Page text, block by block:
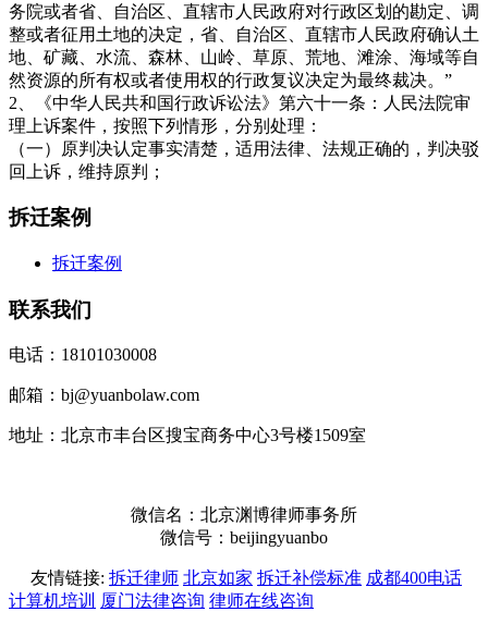
务院或者省、自治区、直辖市人民政府对行政区划的勘定、调
整或者征用土地的决定，省、自治区、直辖市人民政府确认土
地、矿藏、水流、森林、山岭、草原、荒地、滩涂、海域等自
然资源的所有权或者使用权的行政复议决定为最终裁决。”
2、《中华人民共和国行政诉讼法》第六十一条：人民法院审
理上诉案件，按照下列情形，分别处理：
（一）原判决认定事实清楚，适用法律、法规正确的，判决驳
回上诉，维持原判；
拆迁案例
拆迁案例
联系我们
电话：18101030008
邮箱：bj@yuanbolaw.com
地址：北京市丰台区搜宝商务中心3号楼1509室
微信名：北京渊博律师事务所
微信号：beijingyuanbo
友情链接: 拆迁律师 北京如家 拆迁补偿标准 成都400电话
计算机培训 厦门法律咨询 律师在线咨询